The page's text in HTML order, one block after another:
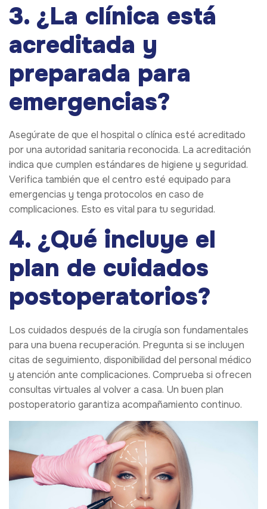
3. ¿La clínica está
acreditada y
preparada para
emergencias?
Asegúrate de que el hospital o clínica esté acreditado
por una autoridad sanitaria reconocida. La acreditación
indica que cumplen estándares de higiene y seguridad.
Verifica también que el centro esté equipado para
emergencias y tenga protocolos en caso de
complicaciones. Esto es vital para tu seguridad.
4. ¿Qué incluye el
plan de cuidados
postoperatorios?
Los cuidados después de la cirugía son fundamentales
para una buena recuperación. Pregunta si se incluyen
citas de seguimiento, disponibilidad del personal médico
y atención ante complicaciones. Comprueba si ofrecen
consultas virtuales al volver a casa. Un buen plan
postoperatorio garantiza acompañamiento continuo.